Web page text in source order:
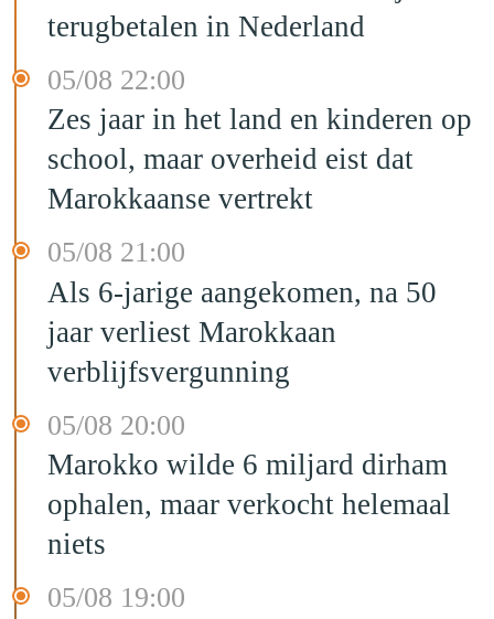
terugbetalen in Nederland
05/08 22:00
Zes jaar in het land en kinderen op
school, maar overheid eist dat
Marokkaanse vertrekt
05/08 21:00
Als 6-jarige aangekomen, na 50
jaar verliest Marokkaan
verblijfsvergunning
05/08 20:00
Marokko wilde 6 miljard dirham
ophalen, maar verkocht helemaal
niets
05/08 19:00